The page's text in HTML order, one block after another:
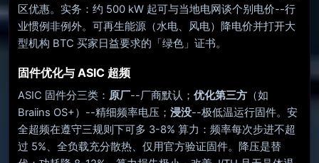
区优惠。实务：约 500 kW 起可与当地电网谈个别电价--行
业惯例非例外。可再生能源（水电、风电）降电价并打开大
型机构 BTC 买家日益要求的「绿色」证书。
固件优化与 ASIC 超频
ASIC 固件分三类： 原厂--厂商默认； 优化第三方 （如
Braiins OS+）--精细频率电压； 浸没--极低温运行固件。安
全超频在遵守三规则下可多 3-8% 算力：频率每次步进不超
过 5%、全负载充分散热、仅用官方验证固件。降压是替